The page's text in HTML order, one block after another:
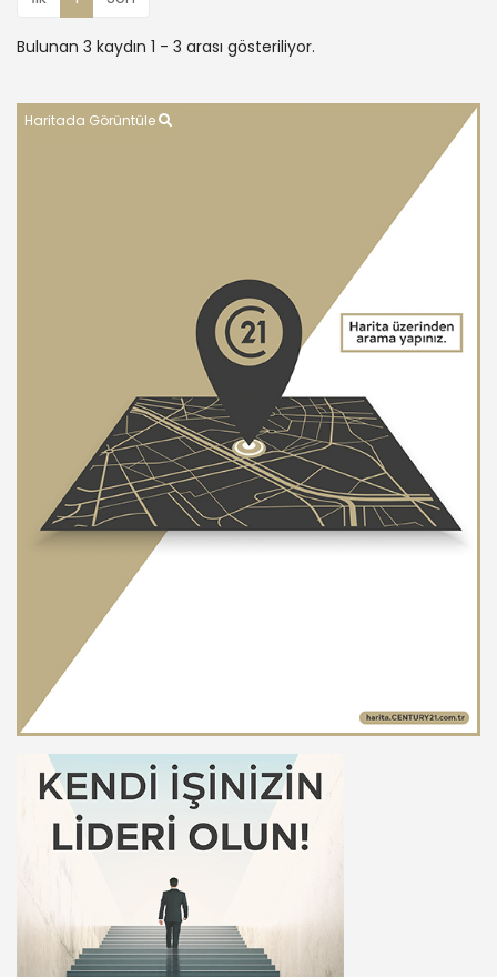
Bulunan 3 kaydın 1 - 3 arası gösteriliyor.
Haritada Görüntüle